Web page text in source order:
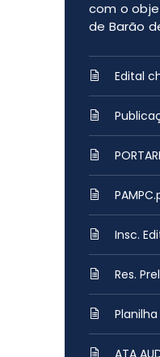
com o
de Barão
Edital
Insc.
Res.
ATA